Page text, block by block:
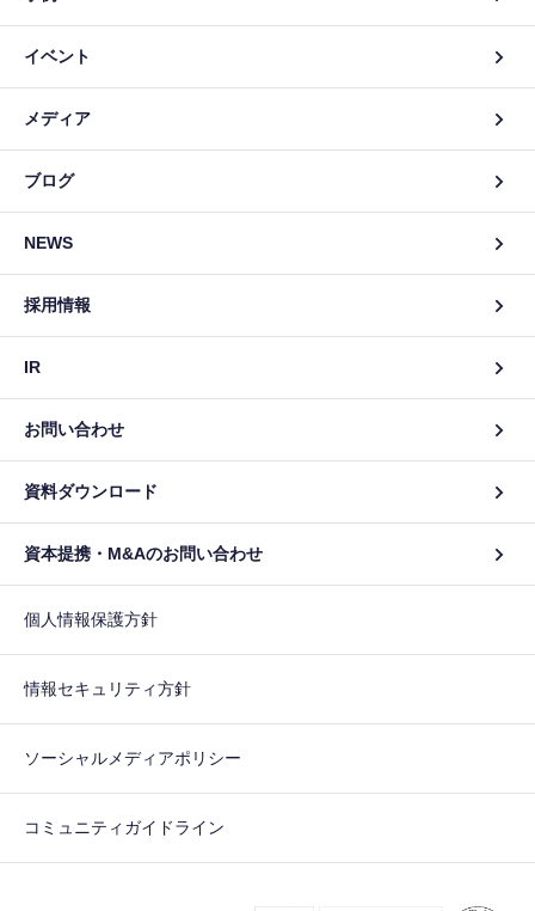
イベント
メディア
ブログ
NEWS
採用情報
IR
お問い合わせ
資料ダウンロード
資本提携・M&Aのお問い合わせ
個人情報保護方針
情報セキュリティ方針
ソーシャルメディアポリシー
コミュニティガイドライン